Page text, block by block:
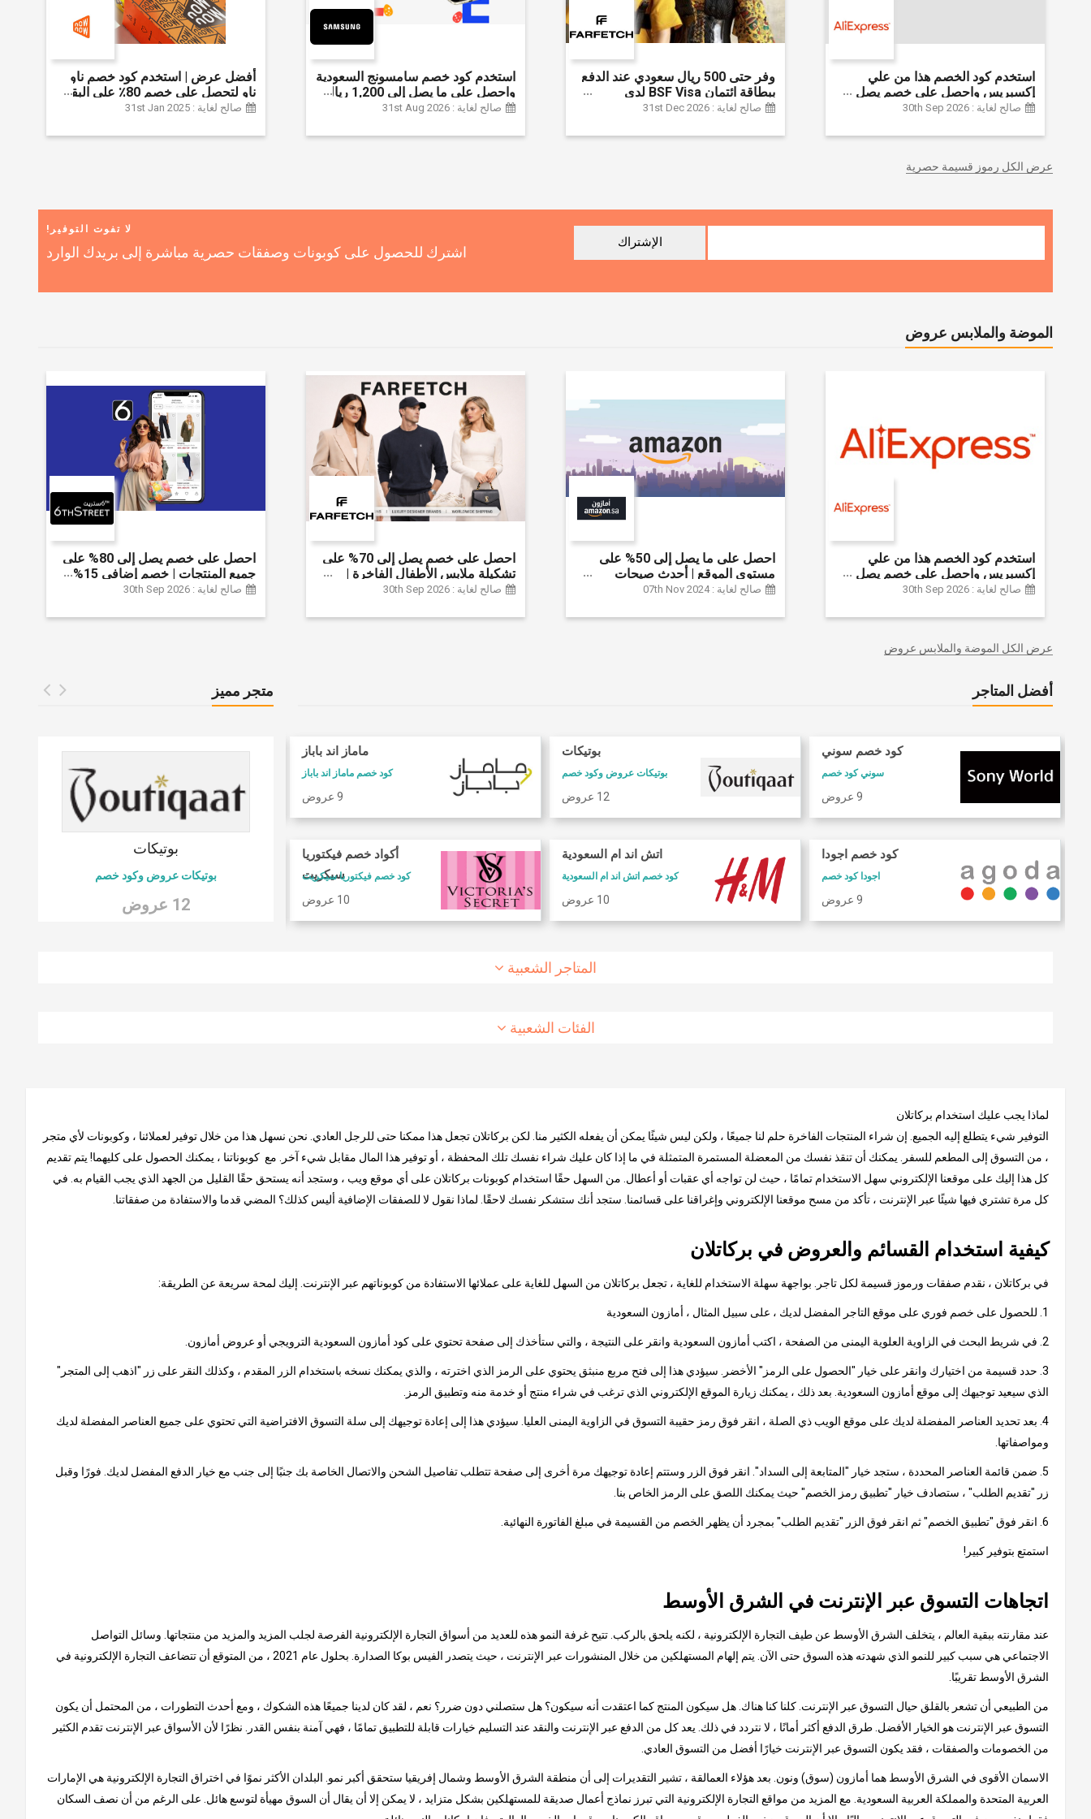
استخدم كود الخصم هذا من علي
إكسبريس واحصل على خصم يصل
إلى 60% على أجهزة الكمبيوتر
بقيمة 155 دولارًا أمريكيًا على الطلبات
| شحن مج
صالح لغاية : 30th Sep 2026
وفر حتى 500 ريال سعودي عند الدفع
ببطاقة ائتمان BSF Visa لدى
Farfetch
صالح لغاية : 31st Dec 2026
استخدم كود خصم سامسونج السعودية
واحصل على ما يصل إلى 1,200 ريال
سعودي + خصم إضافي 6% على
صالح لغاية : 31st Aug 2026
أفضل عرض | استخدم كود خصم ناو
ناو لتحصل على خصم 80٪ على البقالة
| شراء اللحوم والفواكه والأطعمة
خصم إضافي 5٪ | أفضل عرض
صالح لغاية : 31st Jan 2025
عرض الكل رموز قسيمة حصرية
لا تفوت التوفير!
اشترك للحصول على كوبونات وصفقات حصرية مباشرة إلى بريدك الوارد
الإشتراك
الموضة والملابس عروض
استخدم كود الخصم هذا من علي
إكسبريس واحصل على خصم يصل
إلى 60% على أجهزة الكمبيوتر
بقيمة 155 دولارًا أمريكيًا على الطلبات
| شحن مج
صالح لغاية : 30th Sep 2026
احصل على ما يصل إلى 50% على
مستوى الموقع | أحدث صيحات
الموضة والإكسسوارات والأحذية
وغيرها الكثير | ًالشحن مجانا
صالح لغاية : 07th Nov 2024
احصل على خصم يصل إلى 70% على
تشكيلة ملابس الأطفال الفاخرة |
خصم إضافي 20% (يُطبّق الخصم
صالح لغاية : 30th Sep 2026
احصل على خصم يصل إلى 80% على
جميع المنتجات | خصم إضافي 15%
صالح لغاية : 30th Sep 2026
عرض الكل الموضة والملابس عروض
متجر مميز
كود خصم طيران الاتحاد
كود خصم طيران الاتحاد
كود خصم شارع 6
كوبون وكود خصم 6 ستريت
بوتيكات
بوتيكات عروض وكود خصم
12 عروض
أفضل المتاجر
كود خصم سوني
سوني كود خصم
9 عروض
كود خصم اجودا
اجودا كود خصم
9 عروض
بوتيكات
بوتيكات عروض وكود خصم
12 عروض
اتش اند ام السعودية
كود خصم اتش اند ام السعودية
10 عروض
ماماز اند باباز
كود خصم ماماز اند باباز
9 عروض
أكواد خصم فيكتوريا
سيكريت
كود خصم فيكتوريا سيكريت
10 عروض
كوبونات فوغا كلوزيت
كود خصم فوغا كلوسيت
كود خصم امريكان ايجل
المتاجر الشعبية
الفئات الشعبية
لماذا يجب عليك استخدام بركاتلان
التوفير شيء يتطلع إليه الجميع. إن شراء المنتجات الفاخرة حلم لنا جميعًا ، ولكن ليس شيئًا يمكن أن يفعله الكثير منا. لكن بركاتلان تجعل هذا ممكنا حتى للرجل العادي. نحن نسهل هذا من خلال توفير لعملائنا ، وكوبونات لأي متجر
، من التسوق إلى المطعم للسفر. يمكنك أن تنقذ نفسك من المعضلة المستمرة المتمثلة في ما إذا كان عليك شراء نفسك تلك المحفظة ، أو توفير هذا المال مقابل شيء آخر. مع كوبوناتنا ، يمكنك الحصول على كليهما! يتم تقديم
كل هذا إليك على موقعنا الإلكتروني سهل الاستخدام تمامًا ، حيث لن تواجه أي عقبات أو أعطال. من السهل حقًا استخدام كوبونات بركاتلان على أي موقع ويب ، وستجد أنه يستحق حقًا القليل من الجهد الذي يجب القيام به. في
كل مرة تشتري فيها شيئًا عبر الإنترنت ، تأكد من مسح موقعنا الإلكتروني وإغراقنا على قسائمنا. ستجد أنك ستشكر نفسك لاحقًا. لماذا نقول لا للصفقات الإضافية أليس كذلك؟ المضي قدما والاستفادة من صفقاتنا.
كيفية استخدام القسائم والعروض في بركاتلان
في بركاتلان ، نقدم صفقات ورموز قسيمة لكل تاجر. بواجهة سهلة الاستخدام للغاية ، تجعل بركاتلان من السهل للغاية على عملائها الاستفادة من كوبوناتهم عبر الإنترنت. إليك لمحة سريعة عن الطريقة:
1. للحصول على خصم فوري على موقع التاجر المفضل لديك ، على سبيل المثال ، أمازون السعودية
2. في شريط البحث في الزاوية العلوية اليمنى من الصفحة ، اكتب أمازون السعودية وانقر على النتيجة ، والتي ستأخذك إلى صفحة تحتوي على كود أمازون السعودية الترويجي أو عروض أمازون.
3. حدد قسيمة من اختيارك وانقر على خيار "الحصول على الرمز" الأخضر. سيؤدي هذا إلى فتح مربع منبثق يحتوي على الرمز الذي اخترته ، والذي يمكنك نسخه باستخدام الزر المقدم ، وكذلك النقر على زر "اذهب إلى المتجر"
الذي سيعيد توجيهك إلى موقع أمازون السعودية. بعد ذلك ، يمكنك زيارة الموقع الإلكتروني الذي ترغب في شراء منتج أو خدمة منه وتطبيق الرمز.
4. بعد تحديد العناصر المفضلة لديك على موقع الويب ذي الصلة ، انقر فوق رمز حقيبة التسوق في الزاوية اليمنى العليا. سيؤدي هذا إلى إعادة توجيهك إلى سلة التسوق الافتراضية التي تحتوي على جميع العناصر المفضلة لديك
ومواصفاتها.
5. ضمن قائمة العناصر المحددة ، ستجد خيار "المتابعة إلى السداد". انقر فوق الزر وستتم إعادة توجيهك مرة أخرى إلى صفحة تتطلب تفاصيل الشحن والاتصال الخاصة بك جنبًا إلى جنب مع خيار الدفع المفضل لديك. فورًا وقبل
زر "تقديم الطلب" ، ستصادف خيار "تطبيق رمز الخصم" حيث يمكنك اللصق على الرمز الخاص بنا.
6. انقر فوق "تطبيق الخصم" ثم انقر فوق الزر "تقديم الطلب" بمجرد أن يظهر الخصم من القسيمة في مبلغ الفاتورة النهائية.
استمتع بتوفير كبير!
اتجاهات التسوق عبر الإنترنت في الشرق الأوسط
عند مقارنته ببقية العالم ، يتخلف الشرق الأوسط عن طيف التجارة الإلكترونية ، لكنه يلحق بالركب. تتيح غرفة النمو هذه للعديد من أسواق التجارة الإلكترونية الفرصة لجلب المزيد والمزيد من منتجاتها. وسائل التواصل
الاجتماعي هي سبب كبير للنمو الذي شهدته هذه السوق حتى الآن. يتم إلهام المستهلكين من خلال المنشورات عبر الإنترنت ، حيث يتصدر الفيس بوكا الصدارة. بحلول عام 2021 ، من المتوقع أن تتضاعف التجارة الإلكترونية في
الشرق الأوسط تقريبًا.
من الطبيعي أن تشعر بالقلق حيال التسوق عبر الإنترنت. كلنا كنا هناك. هل سيكون المنتج كما اعتقدت أنه سيكون؟ هل ستصلني دون ضرر؟ نعم ، لقد كان لدينا جميعًا هذه الشكوك ، ومع أحدث التطورات ، من المحتمل أن يكون
التسوق عبر الإنترنت هو الخيار الأفضل. طرق الدفع أكثر أمانًا ، لا نتردد في ذلك. يعد كل من الدفع عبر الإنترنت والنقد عند التسليم خيارات قابلة للتطبيق تمامًا ، فهي آمنة بنفس القدر. نظرًا لأن الأسواق عبر الإنترنت تقدم الكثير
من الخصومات والصفقات ، فقد يكون التسوق عبر الإنترنت خيارًا أفضل من التسوق العادي.
الاسمان الأقوى في الشرق الأوسط هما أمازون (سوق) ونون. بعد هؤلاء العمالقة ، تشير التقديرات إلى أن منطقة الشرق الأوسط وشمال إفريقيا ستحقق أكبر نمو. البلدان الأكثر نموًا في اختراق التجارة الإلكترونية هي الإمارات
العربية المتحدة والمملكة العربية السعودية. مع المزيد من مواقع التجارة الإلكترونية التي تبرز نماذج أعمال صديقة للمستهلكين بشكل متزايد ، لا يمكن إلا أن يقال أن السوق مهيأة لتوسع هائل. على الرغم من أن نصف السكان